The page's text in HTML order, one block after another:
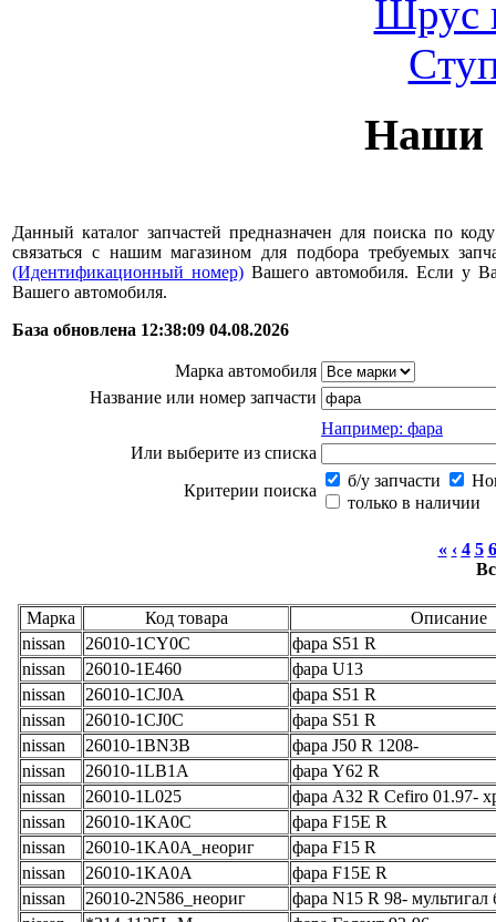
Шрус
Наши
Данный каталог запчастей предназначен для поиска по
связаться с нашим магазином для подбора требуемых
(Идентификационный номер)Вашего автомобиля. Если у
Вашего автомобиля.
База обновлена 12:38:09 04.08.2026
Марка автомобиля
Название или номер запчасти
Например: фара
Или выберите из списка
Критерии поиска
б/у запчасти
только в наличии
« ‹ 4 5 6
Марка Код товара
Описание
nissan
26010-1CY0C
фара S51 R
nissan
26010-1E460
фара U13
nissan
26010-1CJ0A
фара S51 R
nissan
26010-1CJ0C
фара S51 R
nissan
26010-1BN3B
фара J50 R 1208-
nissan
26010-1LB1A
фара Y62 R
nissan
26010-1L025
фара A32 R Cefiro 01.97-
nissan
26010-1KA0C
фара F15E R
nissan
26010-1KA0A_неориг
фара F15 R
nissan
26010-1KA0A
фара F15E R
nissan
26010-2N586_неориг
фара N15 R 98- мультигал